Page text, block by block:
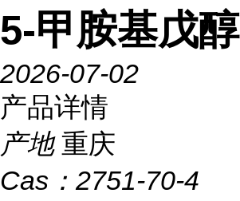
5-甲胺基戊醇
2026-07-02
产品详情
产地 重庆
Cas： 2751-70-4